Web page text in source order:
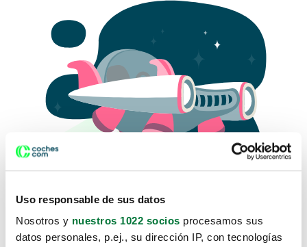
Uso responsable de sus datos
Nosotros y nuestros 1022 socios procesamos sus
datos personales, p.ej., su dirección IP, con tecnologías